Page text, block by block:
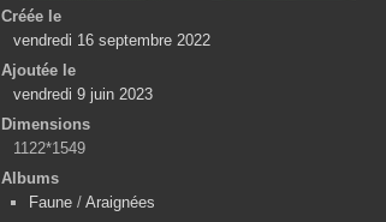
Créée le
vendredi 16 septembre 2022
Ajoutée le
vendredi 9 juin 2023
Dimensions
1122*1549
Albums
Faune / Araignées